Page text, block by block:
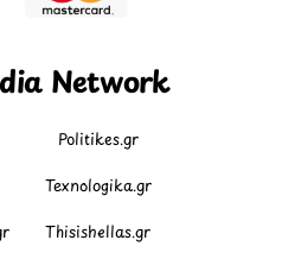
Network
Politikes.gr
Texnologika.gr
Thisishellas.gr